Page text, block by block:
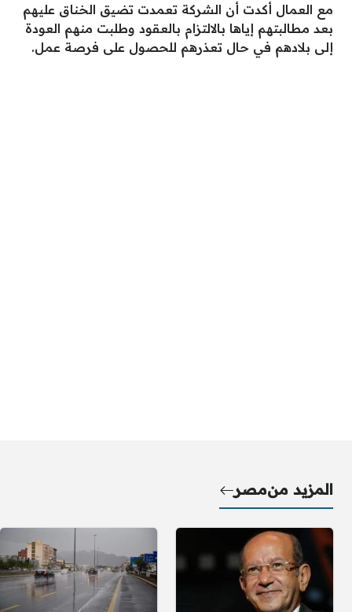
مع العمال أكدت أن الشركة تعمدت تضيق الخناق عليهم
بعد مطالبتهم إياها بالالتزام بالعقود وطلبت منهم العودة
إلى بلادهم في حال تعذرهم للحصول على فرصة عمل.
المزيد منمصر